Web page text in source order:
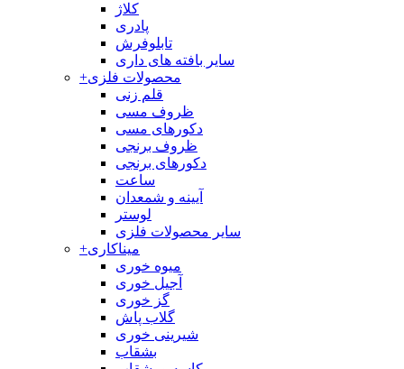
کلاژ
پادری
تابلوفرش
سایر بافته های داری
+محصولات فلزی
قلم زنی
ظروف مسی
دکورهای مسی
ظروف برنجی
دکورهای برنجی
ساعت
آیینه و شمعدان
لوستر
سایر محصولات فلزی
+میناکاری
میوه خوری
آجیل خوری
گز خوری
گلاب پاش
شیرینی خوری
بشقاب